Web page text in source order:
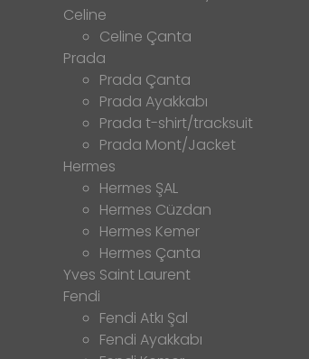
Celine
Celine Çanta
Prada
Prada Çanta
Prada Ayakkabı
Prada t-shirt/tracksuit
Prada Mont/Jacket
Hermes
Hermes ŞAL
Hermes Cüzdan
Hermes Kemer
Hermes Çanta
Yves Saint Laurent
Fendi
Fendi Atkı Şal
Fendi Ayakkabı